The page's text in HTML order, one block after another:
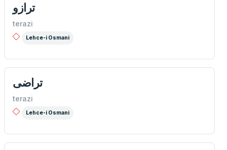
ترازو
terazi
Lehce-i Osmani
تراضی
terazi
Lehce-i Osmani